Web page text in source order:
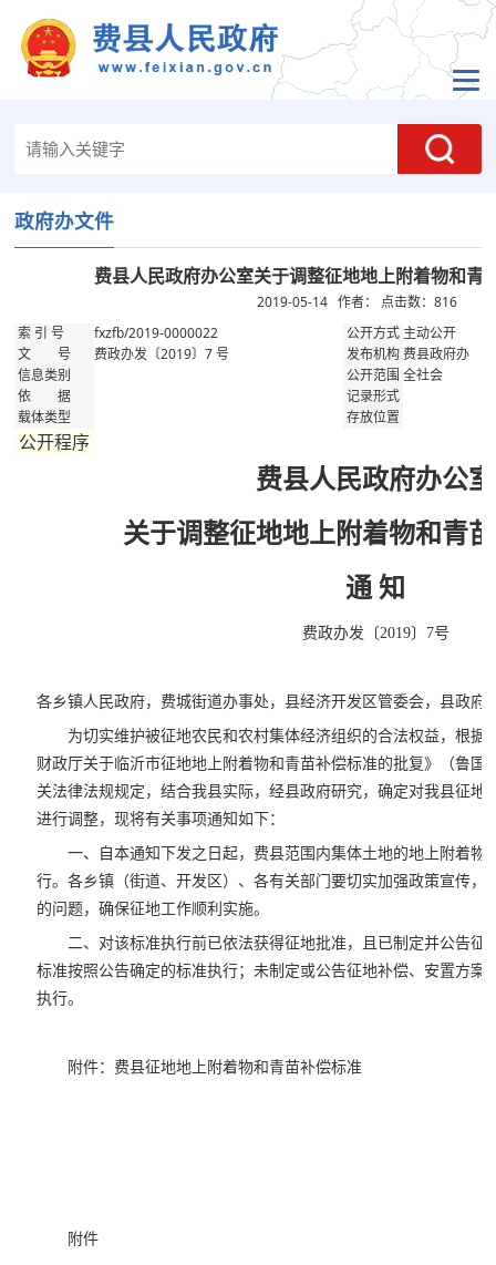
政府办文件
费县人民政府办公室关于调整征地地上附着物和青
2019-05-14 作者： 点击数： 816
索 引 号 fxzfb/2019-0000022 公开方式 主动公开
文 号 费政办发〔2019〕7 号 发布机构 费县政府办
信息类别 公开范围全社会
依 据
记录形式
载体类型
存放位置
公开程序
费县人民政府办公室
关于调整征地地上附着物和青
通 知
费政办发〔2019〕7号
各乡镇人民政府，费城街道办事处，县经济开发区管委会，县政府
为切实维护被征地农民和农村集体经济组织的合法权益，根据
财政厅关于临沂市征地地上附着物和青苗补偿标准的批复》（鲁国
关法律法规规定，结合我县实际，经县政府研究，确定对我县征地
进行调整，现将有关事项通知如下：
一、自本通知下发之日起，费县范围内集体土地的地上附着物
行。各乡镇（街道、开发区）、各有关部门要切实加强政策宣传，
的问题，确保征地工作顺利实施。
二、对该标准执行前已依法获得征地批准，且已制定并公告征
标准按照公告确定的标准执行；未制定或公告征地补偿、安置方案
执行。
附件：费县征地地上附着物和青苗补偿标准
附件